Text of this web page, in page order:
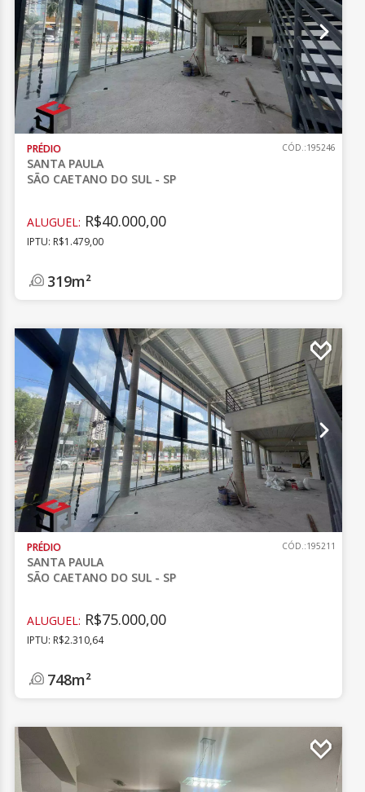
PRÉDIO
SANTA PAULA
SÃO CAETANO DO SUL - SP
CÓD.:195246
ALUGUEL: R$40.000,00
IPTU: R$1.479,00
319m²
PRÉDIO
SANTA PAULA
SÃO CAETANO DO SUL - SP
CÓD.:195211
ALUGUEL: R$75.000,00
IPTU: R$2.310,64
748m²